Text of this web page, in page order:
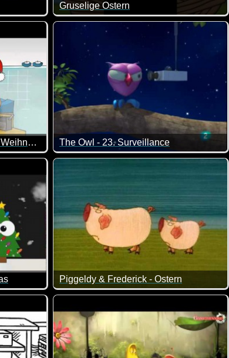
schon wieder lustig ist.
Gruselige Ostern
Aus diese Idee muss man erst mal
Ruthe - etwas Schöneres als Weihnachtsmann zu sein?
doch nicht geben...
The Owl - 23. Surveillance
Selbst die Eule wird auf ihrem Baum
keine Fehlzündungen...
Piggeldy & Frederick - Ostern
"Was ist Ostern?" will Piggeldy wissen.